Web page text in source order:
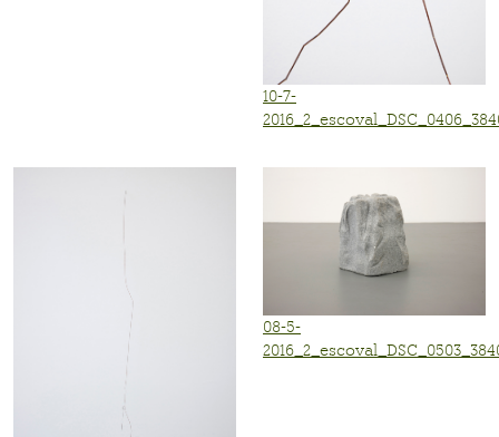
10-7-
08-5-